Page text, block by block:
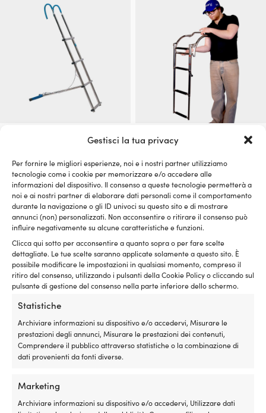
Gestisci la tua privacy
Per fornire le migliori esperienze, noi e i nostri partner utilizziamo
tecnologie come i cookie per memorizzare e/o accedere alle
informazioni del dispositivo. Il consenso a queste tecnologie permetterà a
noi e ai nostri partner di elaborare dati personali come il comportamento
durante la navigazione o gli ID univoci su questo sito e di mostrare
annunci (non) personalizzati. Non acconsentire o ritirare il consenso può
influire negativamente su alcune caratteristiche e funzioni.
Clicca qui sotto per acconsentire a quanto sopra o per fare scelte
dettagliate. Le tue scelte saranno applicate solamente a questo sito. È
possibile modificare le impostazioni in qualsiasi momento, compreso il
ritiro del consenso, utilizzando i pulsanti della Cookie Policy o cliccando sul
pulsante di gestione del consenso nella parte inferiore dello schermo.
Statistiche
Archiviare informazioni su dispositivo e/o accedervi, Misurare le
prestazioni degli annunci, Misurare le prestazioni dei contenuti,
Comprendere il pubblico attraverso statistiche o la combinazione di
dati provenienti da fonti diverse.
Marketing
Archiviare informazioni su dispositivo e/o accedervi, Utilizzare dati
189,99 €.
telescopica, 128 – 118 cm, 30 cm
199,99€
IVA incl.
1 DISPONIBILI
gommone NOCK Ribstep,
agli acidi, 3 gradini,
telescopica, 98 – 42.5 cm, 34
cm
169,99€
IVA incl.
13 DISPONIBILI
Scaletta di prua, 5 gradini,
telescopica, 153 – 143 cm, 30
gradini, telescopica, 103.5 –